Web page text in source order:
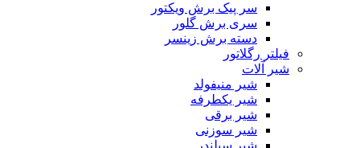
سر پیک برش ویکتور
سری برش گلور
دسته برش زینسر
فیلتر رگلاتور
شیر آلات
شیر منیفولد
شیر یکطرفه
شیر برقی
شیر سوزنی
شیر سیلندر